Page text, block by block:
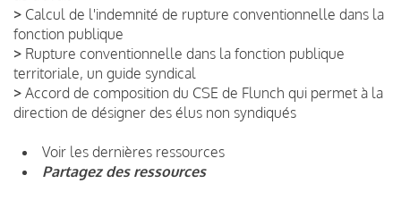
> Calcul de l'indemnité de rupture conventionnelle dans la
fonction publique
> Rupture conventionnelle dans la fonction publique
territoriale, un guide syndical
> Accord de composition du CSE de Flunch qui permet à la
direction de désigner des élus non syndiqués
Voir les dernières ressources
Partagez des ressources